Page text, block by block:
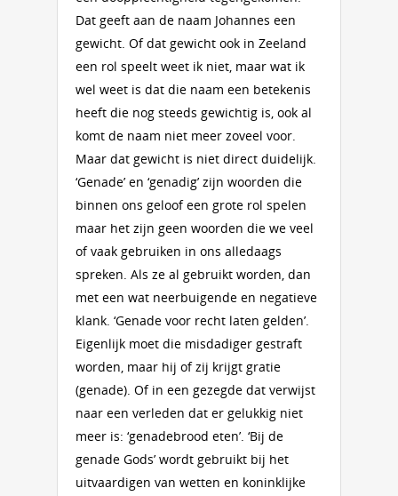
Dat geeft aan de naam Johannes een
gewicht. Of dat gewicht ook in Zeeland
een rol speelt weet ik niet, maar wat ik
wel weet is dat die naam een betekenis
heeft die nog steeds gewichtig is, ook al
komt de naam niet meer zoveel voor.
Maar dat gewicht is niet direct duidelijk.
‘Genade’ en ‘genadig’ zijn woorden die
binnen ons geloof een grote rol spelen
maar het zijn geen woorden die we veel
of vaak gebruiken in ons alledaags
spreken. Als ze al gebruikt worden, dan
met een wat neerbuigende en negatieve
klank. ‘Genade voor recht laten gelden’.
Eigenlijk moet die misdadiger gestraft
worden, maar hij of zij krijgt gratie
(genade). Of in een gezegde dat verwijst
naar een verleden dat er gelukkig niet
meer is: ‘genadebrood eten’. ‘Bij de
genade Gods’ wordt gebruikt bij het
uitvaardigen van wetten en koninklijke